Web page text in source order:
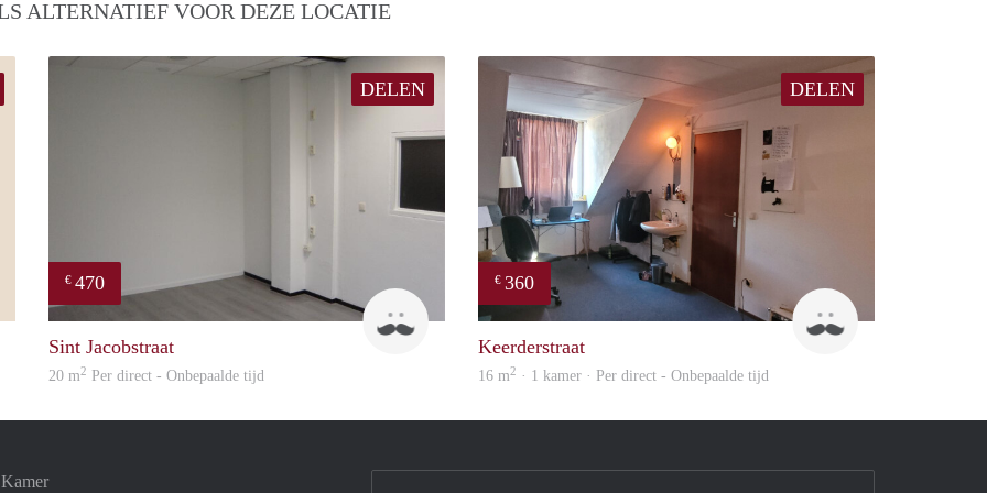
ALTERNATIEF VOOR DEZE LOCATIE
DELEN
€ 470
Sint Jacobstraat
20 m2 Per direct - Onbepaalde tijd
DELEN
€ 360
Keerderstraat
16 m2 · 1 kamer · Per direct - Onbepaalde tijd